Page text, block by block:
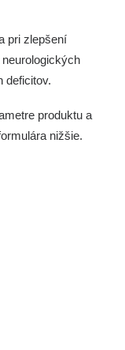
pri zlepšení
deficitov.
produktu a
nižšie.